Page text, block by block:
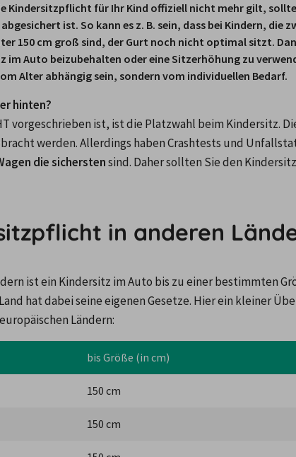
Kindersitzpflicht für Ihr Kind offiziell nicht mehr gilt,
ist. So kann es z. B. sein, dass bei Kindern, die
150 cm groß sind, der Gurt noch nicht optimal sitzt.
im Auto beizubehalten oder eine Sitzerhöhung zu
Alter abhängig sein, sondern vom individuellen Bedarf.
hinten?
vorgeschrieben ist, ist die Platzwahl beim Kindersitz.
die sichersten sind. Daher sollten Sie den
in anderen
ist ein Kindersitz im Auto bis zu einer bestimmten
hat dabei seine eigenen Gesetze. Hier ein kleiner
Ländern:
bis Größe (in cm)
150 cm
150 cm